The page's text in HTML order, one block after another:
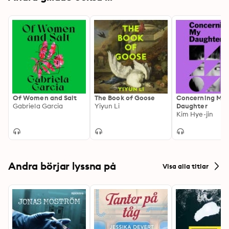
Of Women and Salt
Gabriela Garcia
The Book of Goose
Yiyun Li
Concerning My
Daughter
Kim Hye-jin
Andra börjar lyssna på Visa alla titlar